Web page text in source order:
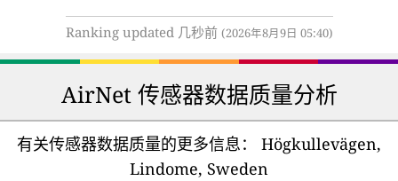
Ranking updated 几秒前 (2026年8月9日 05:40)
AirNet 传感器数据质量分析
有关传感器数据质量的更多信息：
Högkullevägen,
Lindome, Sweden